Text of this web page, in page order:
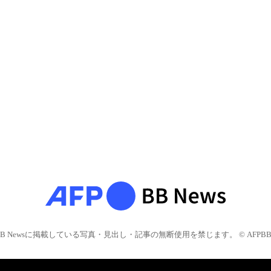
Newsに掲載している写真・見出し・記事の無断使用を禁じます。 © AFPBB